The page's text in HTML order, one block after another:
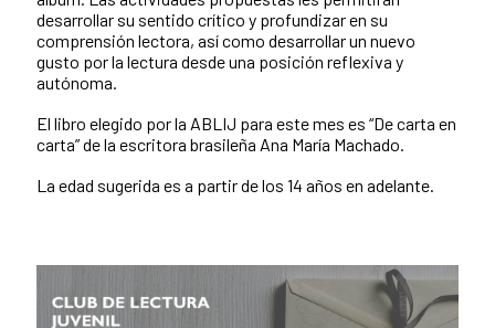
desarrollar su sentido crítico y profundizar en su
comprensión lectora, así como desarrollar un nuevo
gusto por la lectura desde una posición reflexiva y
autónoma.
El libro elegido por la ABLIJ para este mes es “De carta en
carta” de la escritora brasileña Ana María Machado.
La edad sugerida es a partir de los 14 años en adelante.